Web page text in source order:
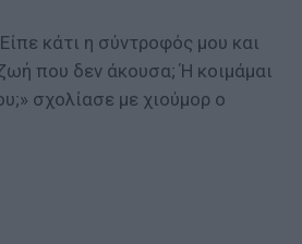
κάτι η σύντροφός μου και
που δεν άκουσα; Ή κοιμάμαι
σχολίασε με χιούμορ ο